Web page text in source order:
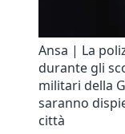
Ansa | La
durante gli
militari della
saranno
città